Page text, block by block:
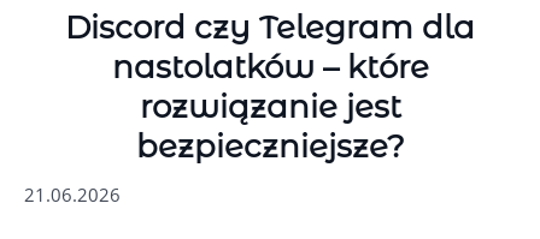
Discord czy Telegram dla
nastolatków – które
rozwiązanie jest
bezpieczniejsze?
21.06.2026